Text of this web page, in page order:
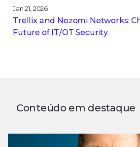
Jan 21, 2026
Trellix and Nozomi Networks:
Future of IT/OT Security
Conteúdo em destaque